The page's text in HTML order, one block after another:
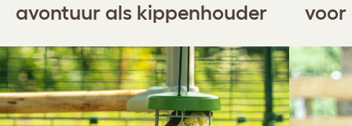
avontuur als kippenhouder
voor